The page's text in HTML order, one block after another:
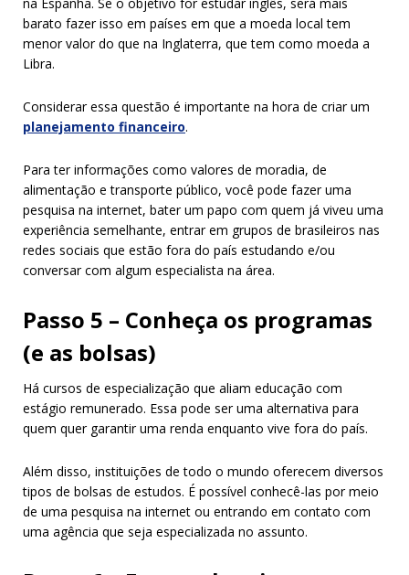
barato fazer isso em países em que a moeda local tem
menor valor do que na Inglaterra, que tem como moeda a
Libra.
Considerar essa questão é importante na hora de criar um
planejamento financeiro.
Para ter informações como valores de moradia, de
alimentação e transporte público, você pode fazer uma
pesquisa na internet, bater um papo com quem já viveu uma
experiência semelhante, entrar em grupos de brasileiros nas
redes sociais que estão fora do país estudando e/ou
conversar com algum especialista na área.
Passo 5 – Conheça os programas
(e as bolsas)
Há cursos de especialização que aliam educação com
estágio remunerado. Essa pode ser uma alternativa para
quem quer garantir uma renda enquanto vive fora do país.
Além disso, instituições de todo o mundo oferecem diversos
tipos de bolsas de estudos. É possível conhecê-las por meio
de uma pesquisa na internet ou entrando em contato com
uma agência que seja especializada no assunto.